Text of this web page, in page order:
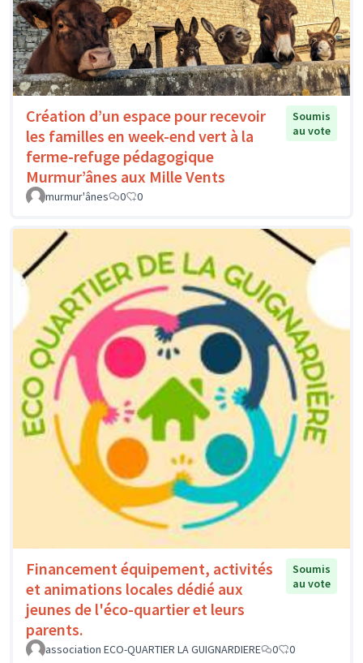
Création d’un espace pour recevoir
les familles en week-end vert à la
ferme-refuge pédagogique
Murmur’ânes aux Mille Vents
Soumis
au vote
murmur'ânes 0 0
Financement équipement, activités
et animations locales dédié aux
jeunes de l'éco-quartier et leurs
parents.
Soumis
au vote
association ECO-QUARTIER LA GUIGNARDIERE 0 0